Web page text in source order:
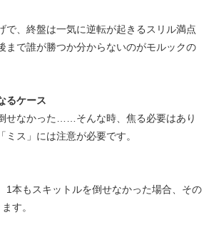
で、終盤は一気に逆転が起きるスリル満点
まで誰が勝つか分からないのがモルックの
るケース
せなかった……そんな時、焦る必要はあり
ミス」には注意が必要です。
1本もスキットルを倒せなかった場合、その
す。